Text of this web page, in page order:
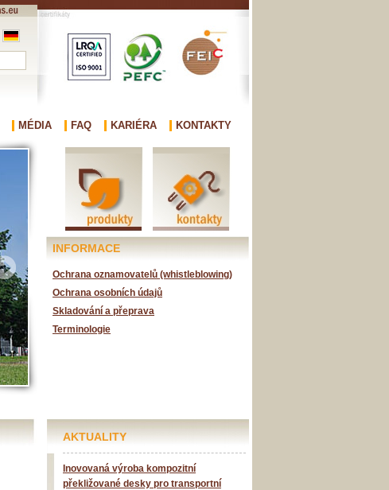
MÉDIA FAQ KARIÉRA KONTAKTY
INFORMACE
Ochrana oznamovatelů (whistleblowing)
Ochrana osobních údajů
Skladování a přeprava
Terminologie
AKTUALITY
Inovovaná výroba kompozitní
překližované desky pro transportní